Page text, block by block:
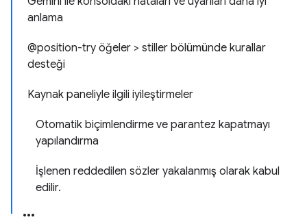
anlama
@position-try öğeler > stiller bölümünde kurallar
desteği
Kaynak paneliyle ilgili iyileştirmeler
Otomatik biçimlendirme ve parantez kapatmayı
yapılandırma
İşlenen reddedilen sözler yakalanmış olarak kabul
edilir.